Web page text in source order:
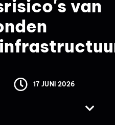
van
17 JUNI 2026